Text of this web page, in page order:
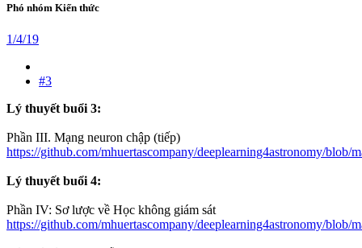
Phó nhóm Kiến thức
1/4/19
#3
Lý thuyết buổi 3:
Phần III. Mạng neuron chập (tiếp)
https://github.com/mhuertascompany/deeplearning4astronomy/blob/
Lý thuyết buổi 4:
Phần IV: Sơ lược về Học không giám sát
https://github.com/mhuertascompany/deeplearning4astronomy/blob/